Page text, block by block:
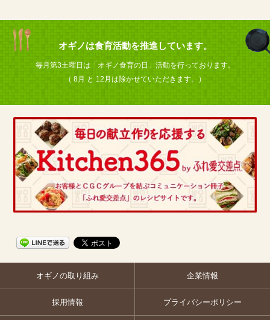
オギノは食育活動を推進しています。
毎月第3土曜日は「オギノ食育の日」活動を行っております。
（ 8月 と 12月は除かせていただきます。）
オギノの取り組み 企業情報
採用情報 プライバシーポリシー